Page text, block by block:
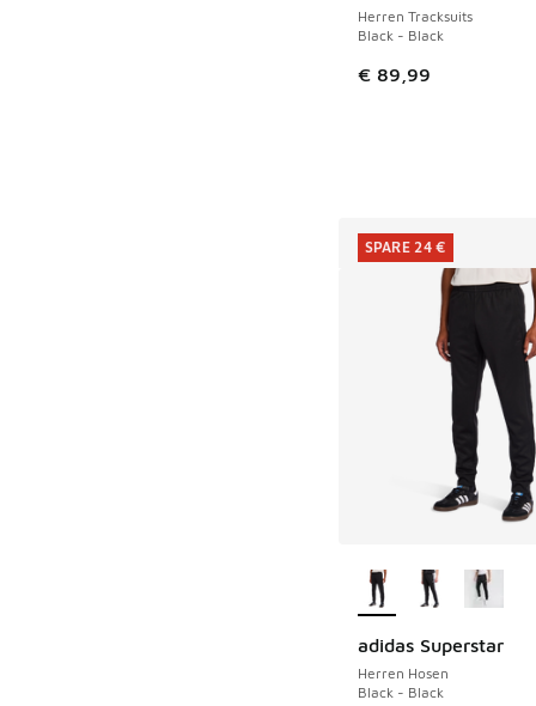
Herren Tracksuits
Black - Black
€ 89,99
adidas Superstar
Herren Hosen
Black - Black
SPARE 24 €
SPARE 24 €